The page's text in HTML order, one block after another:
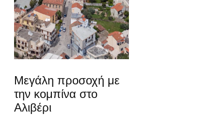
Μεγάλη προσοχή με
την κομπίνα στο
Αλιβέρι